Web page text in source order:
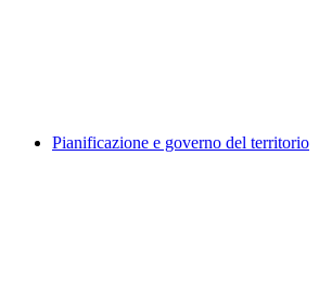
Pianificazione e governo del territorio